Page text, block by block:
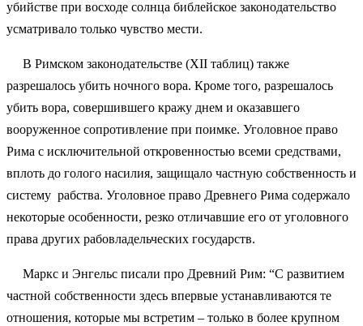
убийстве при восходе солнца библейское законодательство
усматривало только чувство мести.
В Римском законодательстве (XII таблиц) также
разрешалось убить ночного вора. Кроме того, разрешалось
убить вора, совершившего кражу днем и оказавшего
вооруженное сопротивление при поимке. Уголовное право
Рима с исключительной откровенностью всеми средствами,
вплоть до голого насилия, защищало частную собственность и
систему рабства. Уголовное право Древнего Рима содержало
некоторые особенности, резко отличавшие его от уголовного
права других рабовладельческих государств.
Маркс и Энгельс писали про Древний Рим: “С развитием
частной собственности здесь впервые устанавливаются те
отношения, которые мы встретим – только в более крупном